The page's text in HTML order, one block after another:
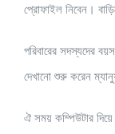
প্রোফাইল নিবেন।
পরিবারের সদস্যদের
দেখানো শুরু করেন
ঐ সময় কম্পিউটার